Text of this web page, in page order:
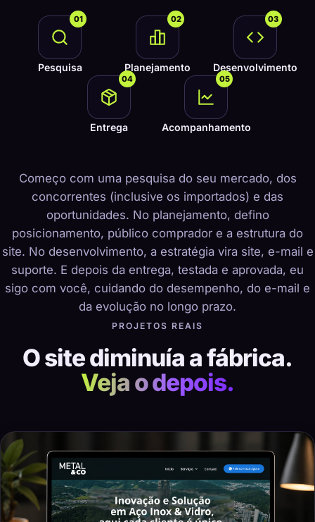
01
Pesquisa
02
Planejamento
03
Desenvolvimento
04
Entrega
05
Acompanhamento
Começo com uma pesquisa do seu mercado, dos
concorrentes (inclusive os importados) e das
oportunidades. No planejamento, defino
posicionamento, público comprador e a estrutura do
site. No desenvolvimento, a estratégia vira site, e-mail e
suporte. E depois da entrega, testada e aprovada, eu
sigo com você, cuidando do desempenho, do e-mail e
da evolução no longo prazo.
PROJETOS REAIS
O site diminuía a fábrica.
Veja o depois.